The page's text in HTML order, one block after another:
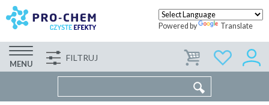
Powered by Translate
MENU
FILTRUJ WSPÓŁPRACA KONTAKT